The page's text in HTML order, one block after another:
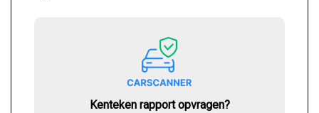
Kenteken rapport opvragen?